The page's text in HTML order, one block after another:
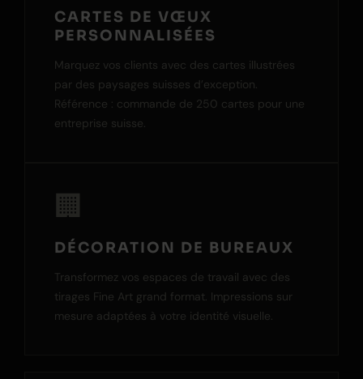
CARTES DE VŒUX
PERSONNALISÉES
Marquez vos clients avec des cartes illustrées
par des paysages suisses d’exception.
Référence : commande de 250 cartes pour une
entreprise suisse.
🏢
DÉCORATION DE BUREAUX
Transformez vos espaces de travail avec des
tirages Fine Art grand format. Impressions sur
mesure adaptées à votre identité visuelle.